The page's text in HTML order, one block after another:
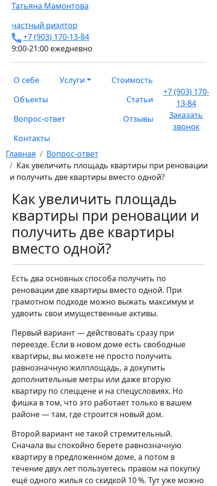
Татьяна Мамонтова
частный риэлтор
+7 (903) 170-13-84
9:00-21:00 ежедневно
О себе Услуги
Стоимость
Объекты
Статьи
Вопрос-ответ
Отзывы
Контакты
+7 (903) 170-
13-84
Заказать
звонок
Главная
Вопрос-ответ
Как увеличить площадь квартиры при реновации
и получить две квартиры вместо одной?
Как увеличить площадь
квартиры при реновации и
получить две квартиры
вместо одной?
Есть два основных способа получить по
реновации две квартиры вместо одной. При
грамотном подходе можно выжать максимум и
удвоить свои имущественные активы.
Первый вариант — действовать сразу при
переезде. Если в новом доме есть свободные
квартиры, вы можете не просто получить
равнозначную жилплощадь, а докупить
дополнительные метры или даже вторую
квартиру по спеццене и на спецусловиях. Но
фишка в том, что это работает только в вашем
районе — там, где строится новый дом.
Второй вариант не такой стремительный.
Сначала вы спокойно берете равнозначную
квартиру в предложенном доме, а потом в
течение двух лет пользуетесь правом на покупку
ещё одного жилья со скидкой 10 %. Тут уже можно